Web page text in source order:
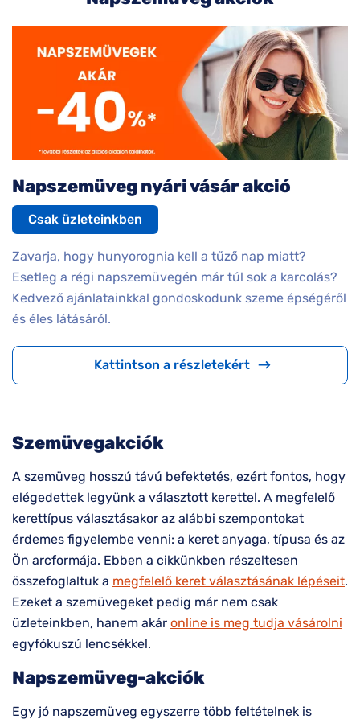
Napszemüveg nyári vásár akció
Csak üzleteinkben
Zavarja, hogy hunyorognia kell a tűző nap miatt?
Esetleg a régi napszemüvegén már túl sok a karcolás?
Kedvező ajánlatainkkal gondoskodunk szeme épségéről
és éles látásáról.
Kattintson a részletekért
Szemüvegakciók
A szemüveg hosszú távú befektetés, ezért fontos, hogy
elégedettek legyünk a választott kerettel. A megfelelő
kerettípus választásakor az alábbi szempontokat
érdemes figyelembe venni: a keret anyaga, típusa és az
Ön arcformája. Ebben a cikkünkben részeltesen
összefoglaltuk a megfelelő keret választásának lépéseit.
Ezeket a szemüvegeket pedig már nem csak
üzleteinkben, hanem akár online is meg tudja vásárolni
egyfókuszú lencsékkel.
Napszemüveg-akciók
Egy jó napszemüveg egyszerre több feltételnek is